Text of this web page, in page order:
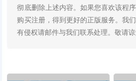
彻底删除上述内容。如果您喜欢该程
购买注册，得到更好的正版服务。我
有侵权请邮件与我们联系处理。敬请谅